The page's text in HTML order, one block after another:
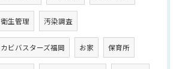
衛生管理 汚染調査
カビバスターズ福岡 お家 保育所